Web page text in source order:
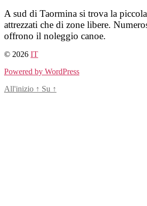
Salta
al
contenuto
A sud di Taormina si trova la piccola
attrezzati che di zone libere.
offrono il noleggio canoe.
© 2026 IT
Powered by WordPress
All'inizio ↑ Su ↑